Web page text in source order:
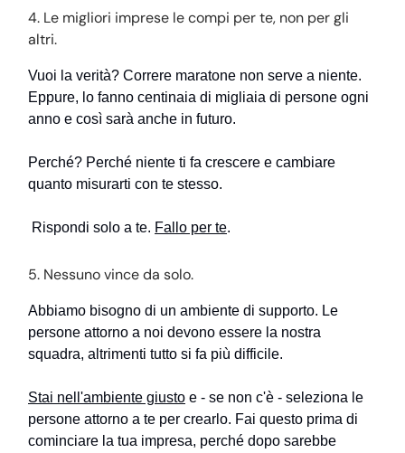
4. Le migliori imprese le compi per te, non per gli
altri.
Vuoi la verità? Correre maratone non serve a niente.
Eppure, lo fanno centinaia di migliaia di persone ogni
anno e così sarà anche in futuro.
Perché? Perché niente ti fa crescere e cambiare
quanto misurarti con te stesso.
Rispondi solo a te. Fallo per te.
5. Nessuno vince da solo.
Abbiamo bisogno di un ambiente di supporto. Le
persone attorno a noi devono essere la nostra
squadra, altrimenti tutto si fa più difficile.
Stai nell'ambiente giusto e - se non c'è - seleziona le
persone attorno a te per crearlo. Fai questo prima di
cominciare la tua impresa, perché dopo sarebbe